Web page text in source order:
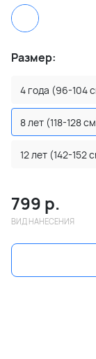
Размер:
4 года (96-104
8 лет (118-128
12 лет (142-152
799 р.
ВИД НАНЕСЕНИЯ